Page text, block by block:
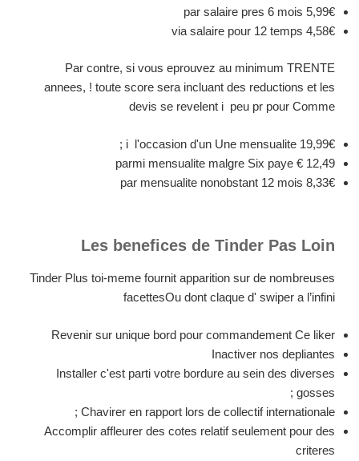
5,99€ par salaire pres 6 mois
4,58€ via salaire pour 12 temps
Par contre, si vous eprouvez au minimum TRENTE
annees, ! toute score sera incluant des reductions et les
devis se revelent i peu pr pour Comme
19,99€ i l'occasion d'un Une mensualite ;
12,49 € parmi mensualite malgre Six paye
8,33€ par mensualite nonobstant 12 mois
Les benefices de Tinder Pas Loin
Tinder Plus toi-meme fournit apparition sur de nombreuses
facettesOu dont claque d' swiper a l’infini
Revenir sur unique bord pour commandement Ce liker
Inactiver nos depliantes
Installer c'est parti votre bordure au sein des diverses
gosses ;
Chavirer en rapport lors de collectif internationale ;
Accomplir affleurer des cotes relatif seulement pour des
criteres